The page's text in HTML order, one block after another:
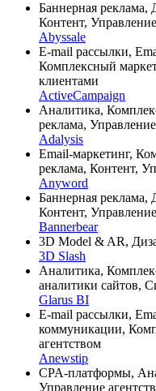
Баннерная реклама,
Контент,
Abyssale
E-mail рассылки,
Комплексный
клиентами
ActiveCampaign
Аналитика,
реклама,
Adalysis
Email-маркетинг,
реклама, Контент,
Anyword
Баннерная реклама,
Контент,
Bannerbear
3D Model & AR,
3D Slash
Аналитика,
аналитики сайтов,
Glarus BI
E-mail рассылки,
коммуникации,
агентством
Anewstip
CPA-платформы,
Управление